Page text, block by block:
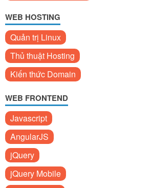
WEB HOSTING
Quản trị Linux
Thủ thuật Hosting
Kiến thức Domain
WEB FRONTEND
Javascript
AngularJS
jQuery
jQuery Mobile